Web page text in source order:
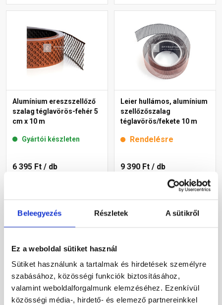
Beleegyezés Részletek A sütikről
Ez a weboldal sütiket használ
Sütiket használunk a tartalmak és hirdetések személyre
szabásához, közösségi funkciók biztosításához,
valamint weboldalforgalmunk elemzéséhez. Ezenkívül
közösségi média-, hirdető- és elemező partnereinkkel
Alumínium ereszszellőző
szalag téglavörös-fehér 5
cm x 10 m
Gyártói készleten
6 395 Ft / db
Leier hullámos, alumínium
szellőzőszalag
téglavörös/fekete 10 m
Rendelésre
9 390 Ft / db